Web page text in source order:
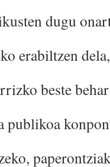
dugu
erabiltzen
beste
publikoa